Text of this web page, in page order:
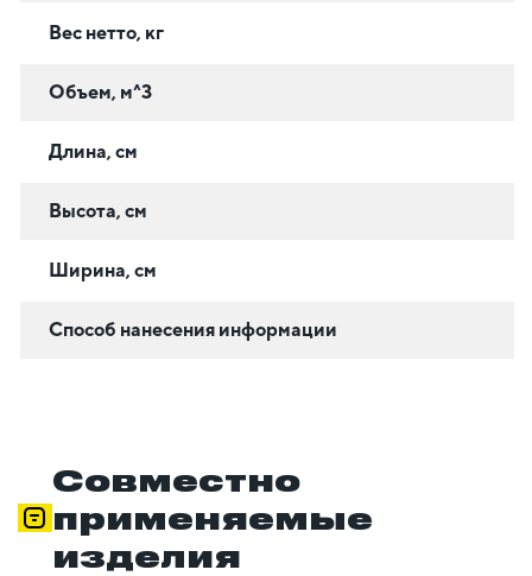
Вес нетто, кг
Объем, м^3
Длина, см
Высота, см
Ширина, см
Способ нанесения информации
Совместно
применяемые
изделия